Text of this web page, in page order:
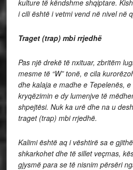
kulture të këndshme shqiptare.
i cili është i vetmi vend në nivel në
Traget (trap) mbi rrjedhë
Pas një drekë të nxituar, zbritëm
mesme të “W” tonë, e cila
dhe kalaja e madhe e Tepelenës,
kryqëzimin e dy lumenjve të
shpejtësi. Nuk ka urë dhe na u
traget (trap) mbi rrjedhë.
Kalimi është aq i vështirë sa e
shkarkohet dhe të sillet veçmas,
gjysmë para se të nisnim përsëri